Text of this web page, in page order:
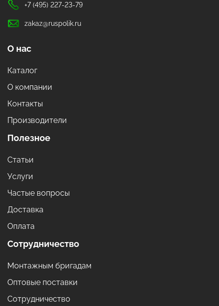
+7 (495) 227-23-79
zakaz@ruspolik.ru
О нас
Каталог
О компании
Контакты
Производители
Полезное
Статьи
Услуги
Частые вопросы
Доставка
Оплата
Сотрудничество
Монтажным бригадам
Оптовые поставки
Сотрудничество